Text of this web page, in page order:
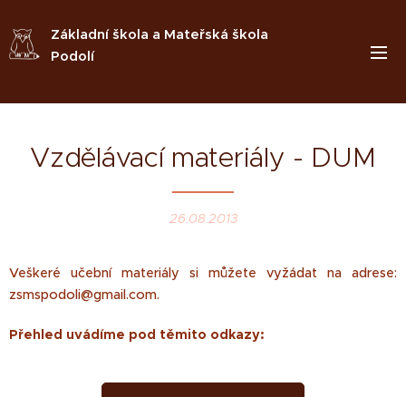
Základní škola a Mateřská škola
Podolí
Vzdělávací materiály - DUM
26.08.2013
Veškeré učební materiály si můžete vyžádat na adrese:
zsmspodoli@gmail.com.
Přehled uvádíme pod těmito odkazy: